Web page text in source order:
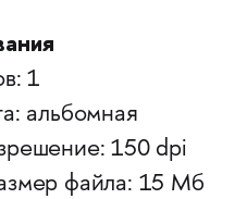
1
альбомная
150 dpi
файла: 15 Мб